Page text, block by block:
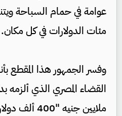
عوامة في حمام السباحة
مئات الدولارات في كل مكان.
وفسر الجمهور هذا المقطع
ملايين جنيه